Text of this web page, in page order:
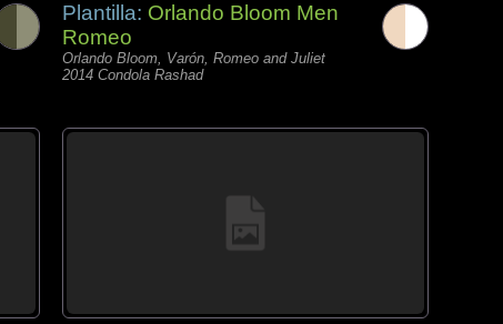
Plantilla: Orlando Bloom Men
Romeo
Orlando Bloom, Varón, Romeo and Juliet
2014 Condola Rashad